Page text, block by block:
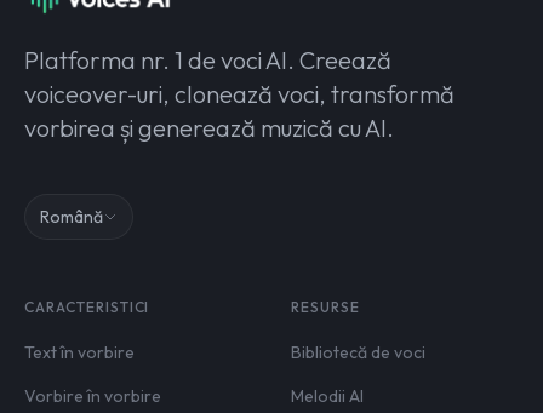
Platforma nr. 1 de voci AI. Creează
voiceover-uri, clonează voci, transformă
vorbirea și generează muzică cu AI.
Română
CARACTERISTICI
Text în vorbire
Vorbire în vorbire
RESURSE
Bibliotecă de voci
Melodii AI